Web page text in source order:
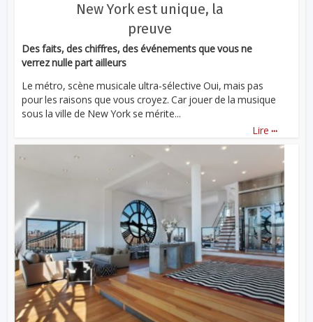
New York est unique, la
preuve
Des faits, des chiffres, des événements que vous ne
verrez nulle part ailleurs
Le métro, scène musicale ultra-sélective Oui, mais pas
pour les raisons que vous croyez. Car jouer de la musique
sous la ville de New York se mérite...
Lire ...